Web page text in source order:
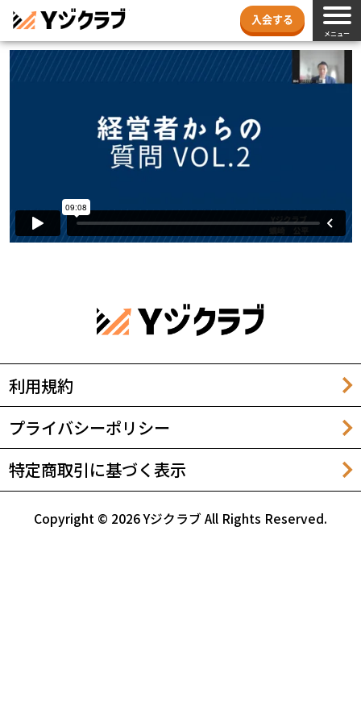
入会する
メニュー
利用規約
プライバシーポリシー
特定商取引に基づく表示
Copyright © 2026 Yジクラブ All Rights Reserved.